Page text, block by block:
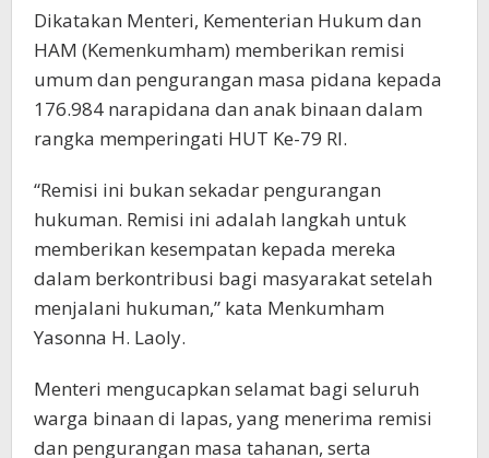
Dikatakan Menteri, Kementerian Hukum dan
HAM (Kemenkumham) memberikan remisi
umum dan pengurangan masa pidana kepada
176.984 narapidana dan anak binaan dalam
rangka memperingati HUT Ke-79 RI.
“Remisi ini bukan sekadar pengurangan
hukuman. Remisi ini adalah langkah untuk
memberikan kesempatan kepada mereka
dalam berkontribusi bagi masyarakat setelah
menjalani hukuman,” kata Menkumham
Yasonna H. Laoly.
Menteri mengucapkan selamat bagi seluruh
warga binaan di lapas, yang menerima remisi
dan pengurangan masa tahanan, serta